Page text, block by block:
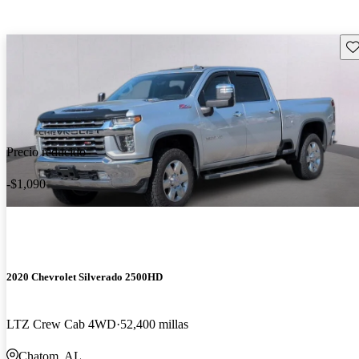
Precio reducido
-$1,090
2020 Chevrolet Silverado 2500HD
LTZ Crew Cab 4WD 52,400 millas